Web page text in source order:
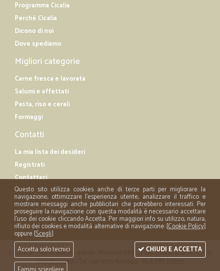
Programma Cicalia
Perché Cicalia
Dicono di noi
Dove spediamo
Migliori categorie
Carne fresca e lavorata
Salumi e affettati
Pasta, riso e cerali
Formaggi
Contatti
La mia lista dei desideri
Registrati
Contattaci
Cicalia srl - via Acerbi 35 - 46100 - Mantova (MN) - P.iva 02508120207 - C.Fisc
02508120207 - Tel. +39 0376 1590669 - REA: MN 258721
Questo sito utilizza cookies anche di terze parti per migliorare la
navigazione, ottimizzare l'esperienza utente, analizzare il traffico e
mostrare messaggi anche pubblicitari che potrebbero interessati. Per
proseguire la navigazione con questa modalità è necessario accettare
l'uso dei cookie cliccando Accetta. Per maggiori info su utilizzo, natura,
rifiuto dei cookies e modalità alternative di navigazione: [Cookie Policy]
oppure [Scegli]
Accetta solo tecnici
CHIUDI E ACCETTA